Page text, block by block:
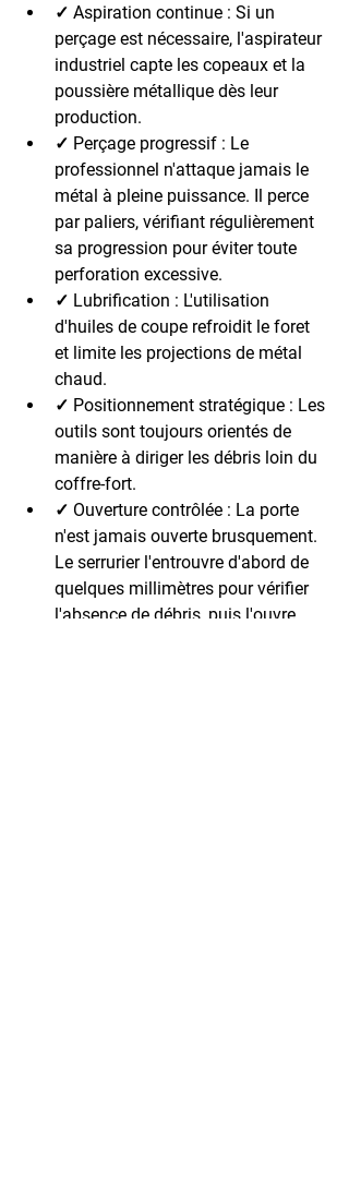
✓ Aspiration continue : Si un
perçage est nécessaire, l'aspirateur
industriel capte les copeaux et la
poussière métallique dès leur
production.
✓ Perçage progressif : Le
professionnel n'attaque jamais le
métal à pleine puissance. Il perce
par paliers, vérifiant régulièrement
sa progression pour éviter toute
perforation excessive.
✓ Lubrification : L'utilisation
d'huiles de coupe refroidit le foret
et limite les projections de métal
chaud.
✓ Positionnement stratégique : Les
outils sont toujours orientés de
manière à diriger les débris loin du
coffre-fort.
✓ Ouverture contrôlée : La porte
n'est jamais ouverte brusquement.
Le serrurier l'entrouvre d'abord de
quelques millimètres pour vérifier
l'absence de débris, puis l'ouvre